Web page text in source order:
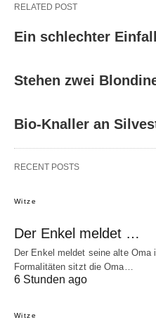
RELATED POST
Ein schlechter
Stehen zwei
Bio-Knaller an
RECENT POSTS
Witze
Der Enkel meldet …
Der Enkel meldet seine alte Oma
Formalitäten sitzt die Oma…
6 Stunden ago
Witze